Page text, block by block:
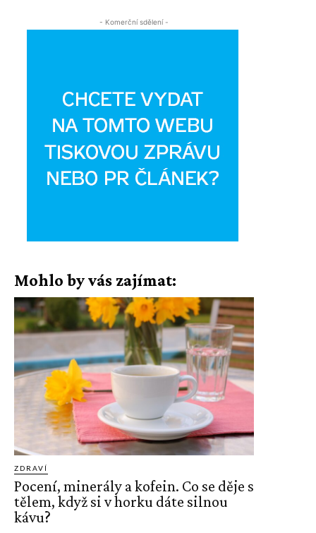
- Komerční sdělení -
Mohlo by vás zajímat:
ZDRAVÍ
Pocení, minerály a kofein. Co se děje s
tělem, když si v horku dáte silnou
kávu?